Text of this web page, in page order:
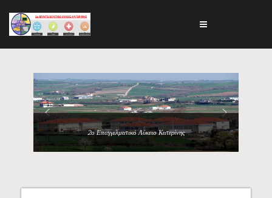
2ο Επαγγελματικό Λύκειο Κατερίνης